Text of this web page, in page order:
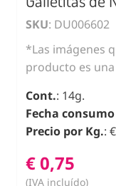
SKU: DU006602
*Las imágenes
producto es
Cont.: 14g.
Fecha
Precio por Kg.:
€ 0,75
(IVA incluído)